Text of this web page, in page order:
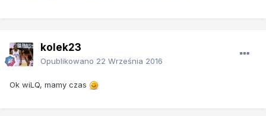
kolek23
Opublikowano 22 Września 2016
Ok wiLQ, mamy czas